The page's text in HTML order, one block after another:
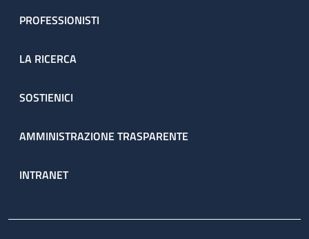
PROFESSIONISTI
LA RICERCA
SOSTIENICI
AMMINISTRAZIONE TRASPARENTE
INTRANET